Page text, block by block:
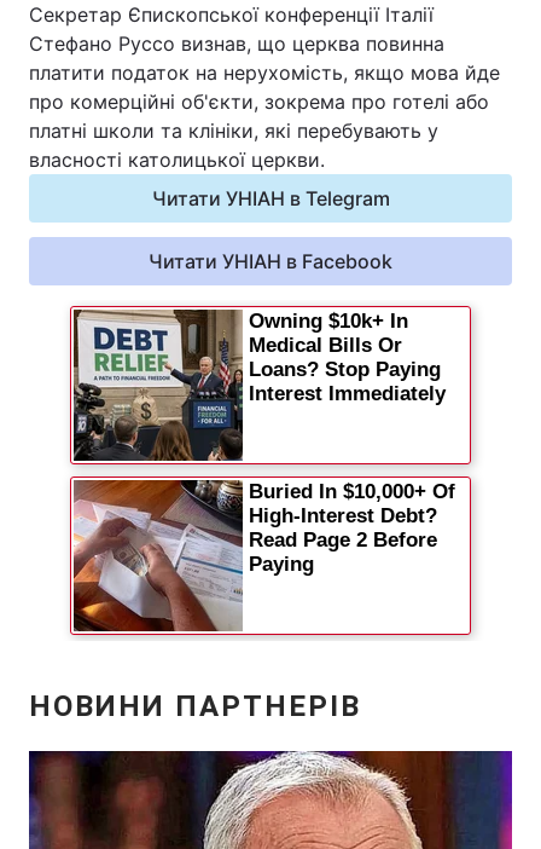
Відео з Youtube Статті
Інтерв'ю Думки
Архів Вакансії
Контакти
ПОСЛУГИ
Реклама на сайті Фотобанк
Моніторинг
Секретар Єпископської конференції Італії
Стефано Руссо визнав, що церква повинна
платити податок на нерухомість, якщо мова йде
про комерційні об'єкти, зокрема про готелі або
платні школи та клініки, які перебувають у
власності католицької церкви.
Читати УНІАН в Telegram
Читати УНІАН в Facebook